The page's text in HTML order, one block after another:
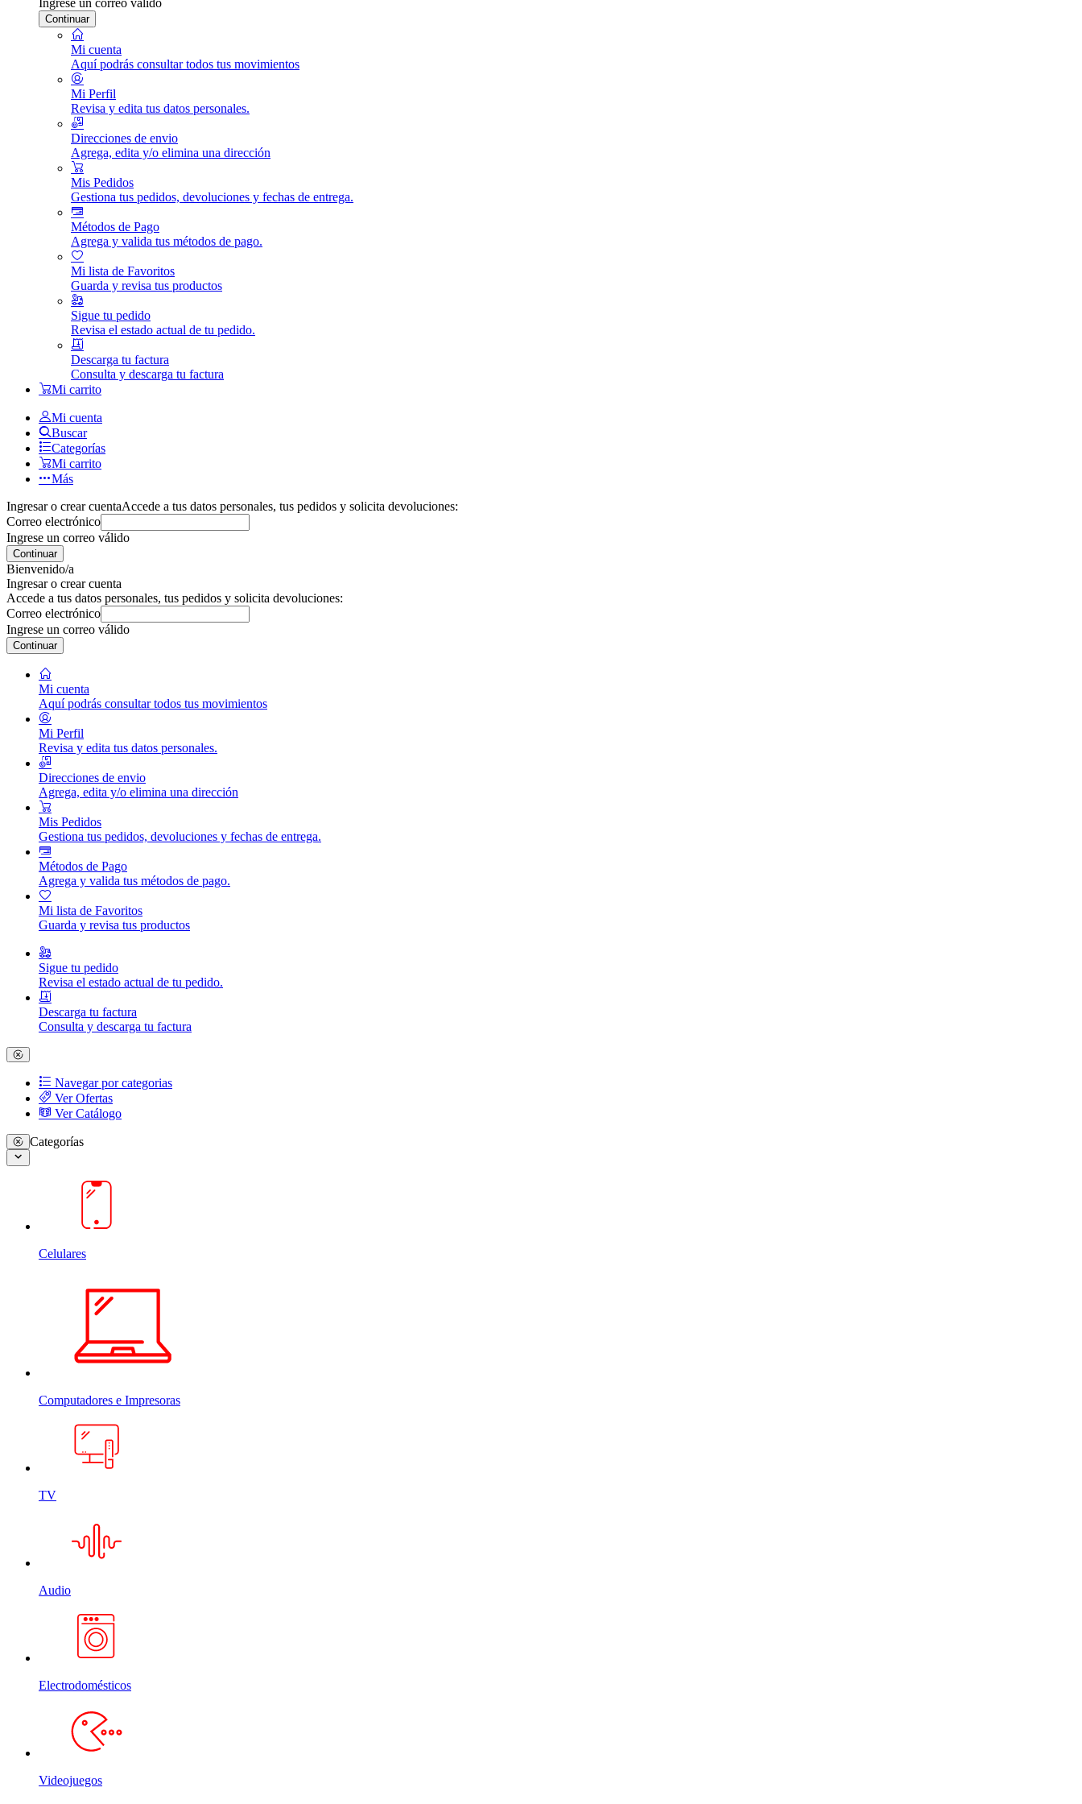
Continuar
Mi cuenta
Aquí podrás consultar todos tus movimientos
Mi Perfil
Revisa y edita tus datos personales.
Direcciones de envio
Agrega, edita y/o elimina una dirección
Mis Pedidos
Gestiona tus pedidos, devoluciones y fechas de entrega.
Métodos de Pago
Agrega y valida tus métodos de pago.
Mi lista de Favoritos
Guarda y revisa tus productos
Sigue tu pedido
Revisa el estado actual de tu pedido.
Descarga tu factura
Consulta y descarga tu factura
Mi carrito
Mi cuenta
Buscar
Categorías
Mi carrito
Más
Ingresar o crear cuentaAccede a tus datos personales, tus pedidos y solicita devoluciones:
Correo electrónico
Ingrese un correo válido
Continuar
Bienvenido/a
Ingresar o crear cuenta
Accede a tus datos personales, tus pedidos y solicita devoluciones:
Correo electrónico
Ingrese un correo válido
Continuar
Mi cuenta
Aquí podrás consultar todos tus movimientos
Mi Perfil
Revisa y edita tus datos personales.
Direcciones de envio
Agrega, edita y/o elimina una dirección
Mis Pedidos
Gestiona tus pedidos, devoluciones y fechas de entrega.
Métodos de Pago
Agrega y valida tus métodos de pago.
Mi lista de Favoritos
Guarda y revisa tus productos
Sigue tu pedido
Revisa el estado actual de tu pedido.
Descarga tu factura
Consulta y descarga tu factura
Navegar por categorias
Ver Ofertas
Ver Catálogo
Categorías
Celulares
Computadores e Impresoras
TV
Audio
Electrodomésticos
Videojuegos